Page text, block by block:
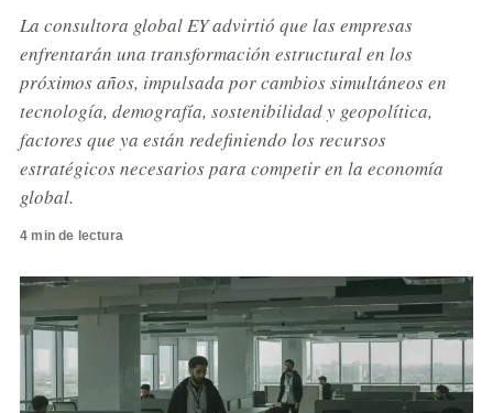
La consultora global EY advirtió que las empresas
enfrentarán una transformación estructural en los
próximos años, impulsada por cambios simultáneos en
tecnología, demografía, sostenibilidad y geopolítica,
factores que ya están redefiniendo los recursos
estratégicos necesarios para competir en la economía
global.
4 min de lectura